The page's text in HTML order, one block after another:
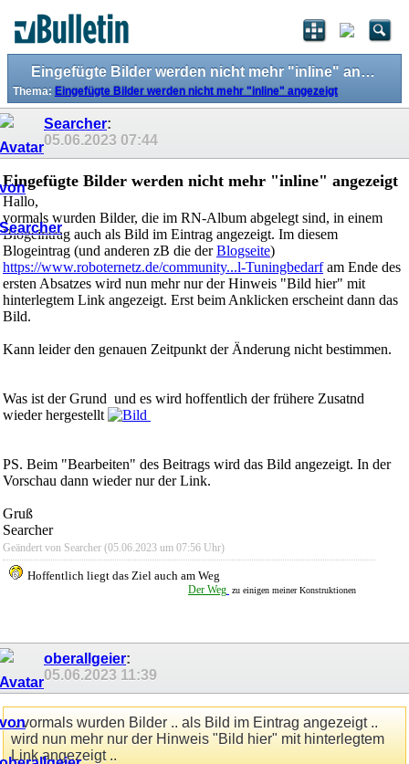
Eingefügte Bilder werden nicht mehr "inline" angezeigt
Thema: Eingefügte Bilder werden nicht mehr "inline" angezeigt
Searcher:
05.06.2023 07:44
Eingefügte Bilder werden nicht mehr "inline" angezeigt
Hallo,
vormals wurden Bilder, die im RN-Album abgelegt sind, in einem
Blogeintrag auch als Bild im Eintrag angezeigt. Im diesem
Blogeintrag (und anderen zB die derBlogseite)
https://www.roboternetz.de/community...l-Tuningbedarfam Ende des
ersten Absatzes wird nun mehr nur der Hinweis "Bild hier" mit
hinterlegtem Link angezeigt. Erst beim Anklicken erscheint dann das
Bild.
Kann leider den genauen Zeitpunkt der Änderung nicht bestimmen.
Was ist der Grund und es wird hoffentlich der frühere Zusatnd
wieder hergestellt
PS. Beim "Bearbeiten" des Beitrags wird das Bild angezeigt. In der
Vorschau dann wieder nur der Link.
Gruß
Searcher
Geändert von Searcher (05.06.2023 um 07:56 Uhr)
Hoffentlich liegt das Ziel auch am Weg
Der Weg zu einigen meiner Konstruktionen
oberallgeier:
05.06.2023 11:39
.. vormals wurden Bilder .. als Bild im Eintrag angezeigt ..
wird nun mehr nur der Hinweis "Bild hier" mit hinterlegtem
Link angezeigt ..